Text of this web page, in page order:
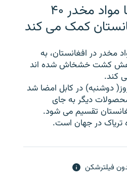
آمریکا برای مبارزه با مواد مخدر ۴۰
کمک می کند
مخدر در افغانستان، به
کشت خشخاش شده اند
دوشنبه) در کابل امضا شد
دیگر به جای
تریاک در جهان است.
فیلترشکن